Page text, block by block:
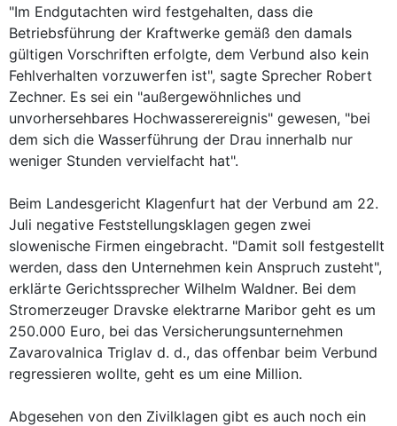
"Im Endgutachten wird festgehalten, dass die
Betriebsführung der Kraftwerke gemäß den damals
gültigen Vorschriften erfolgte, dem Verbund also kein
Fehlverhalten vorzuwerfen ist", sagte Sprecher Robert
Zechner. Es sei ein "außergewöhnliches und
unvorhersehbares Hochwasserereignis" gewesen, "bei
dem sich die Wasserführung der Drau innerhalb nur
weniger Stunden vervielfacht hat".
Beim Landesgericht Klagenfurt hat der Verbund am 22.
Juli negative Feststellungsklagen gegen zwei
slowenische Firmen eingebracht. "Damit soll festgestellt
werden, dass den Unternehmen kein Anspruch zusteht",
erklärte Gerichtssprecher Wilhelm Waldner. Bei dem
Stromerzeuger Dravske elektrarne Maribor geht es um
250.000 Euro, bei das Versicherungsunternehmen
Zavarovalnica Triglav d. d., das offenbar beim Verbund
regressieren wollte, geht es um eine Million.
Abgesehen von den Zivilklagen gibt es auch noch ein